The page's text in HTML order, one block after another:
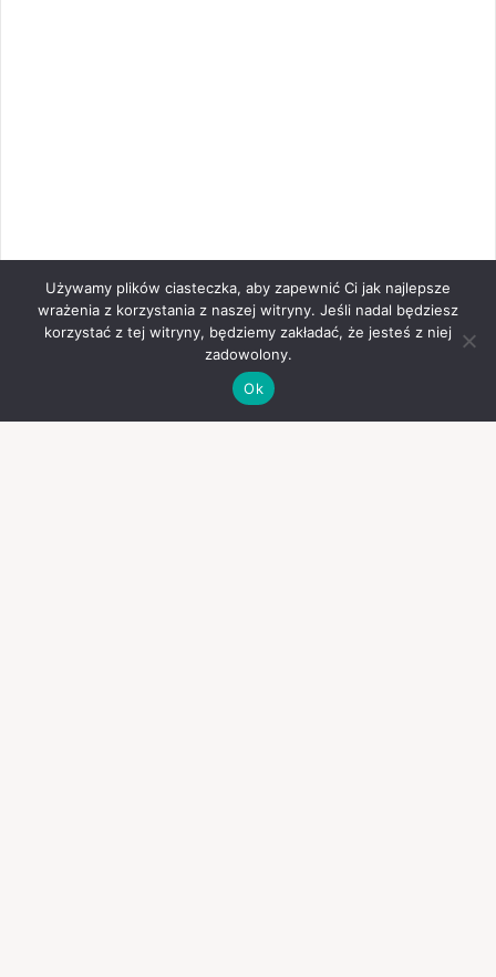
Używamy plików ciasteczka, aby zapewnić Ci jak najlepsze
wrażenia z korzystania z naszej witryny. Jeśli nadal będziesz
korzystać z tej witryny, będziemy zakładać, że jesteś z niej
zadowolony.
Ok